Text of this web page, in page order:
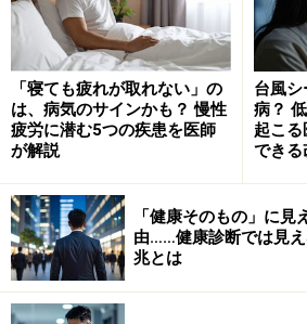
「寝ても疲れが取れない」の
は、病気のサインかも？ 慢性
疲労に潜む5つの疾患を医師
が解説
台風
病？
起こ
できる
「健康そのもの」に
由……健康診断では見
兆とは